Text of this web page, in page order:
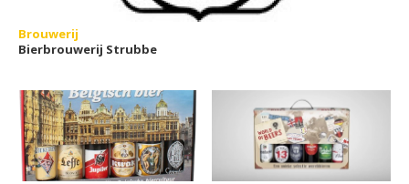
Brouwerij
Bierbrouwerij Strubbe